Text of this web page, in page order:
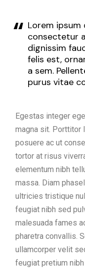
Lorem
consectetur
dignissim
felis est,
a sem.
purus vitae
Egestas integer
magna sit. Porttitor
posuere ac ut
tortor at risus
elementum nibh
massa. Diam
ultricies tristique
feugiat nibh sed
malesuada fames
pharetra convallis.
ullamcorper velit
feugiat pretium